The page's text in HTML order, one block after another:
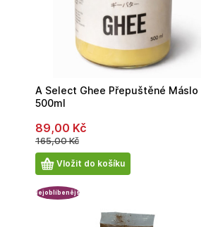
A Select Ghee Přepuštěné Máslo
500ml
89,00 Kč
165,00Kč
Počet
produktů
Vložit do košíku
Nejoblíbenější